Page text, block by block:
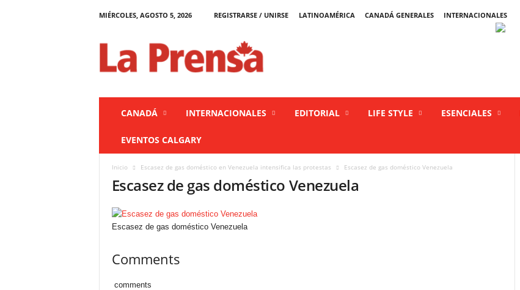
MIÉRCOLES, AGOSTO 5, 2026 REGISTRARSE / UNIRSE LATINOAMÉRICA CANADÁ GENERALES
INTERNACIONALES
a
CANADÁ INTERNACIONALES EDITORIAL LIFE STYLE ESENCIALES
EVENTOS CALGARY
Inicio Escasez de gas doméstico en Venezuela intensifica las protestas Escasez de gas doméstico Venezuela
Escasez de gas doméstico Venezuela
Escasez de gas doméstico Venezuela
Comments
comments